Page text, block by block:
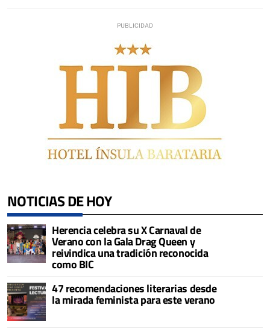
NOTICIAS DE HOY
Herencia celebra su X Carnaval de
Verano con la Gala Drag Queen y
reivindica una tradición reconocida
como BIC
47 recomendaciones literarias desde
la mirada feminista para este verano